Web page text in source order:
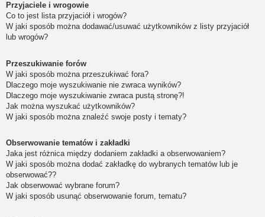
Przyjaciele i wrogowie
Co to jest lista przyjaciół i wrogów?
W jaki sposób można dodawać/usuwać użytkowników z listy przyjaciół
lub wrogów?
Przeszukiwanie forów
W jaki sposób można przeszukiwać fora?
Dlaczego moje wyszukiwanie nie zwraca wyników?
Dlaczego moje wyszukiwanie zwraca pustą stronę?!
Jak można wyszukać użytkowników?
W jaki sposób można znaleźć swoje posty i tematy?
Obserwowanie tematów i zakładki
Jaka jest różnica między dodaniem zakładki a obserwowaniem?
W jaki sposób można dodać zakładkę do wybranych tematów lub je
obserwować??
Jak obserwować wybrane forum?
W jaki sposób usunąć obserwowanie forum, tematu?